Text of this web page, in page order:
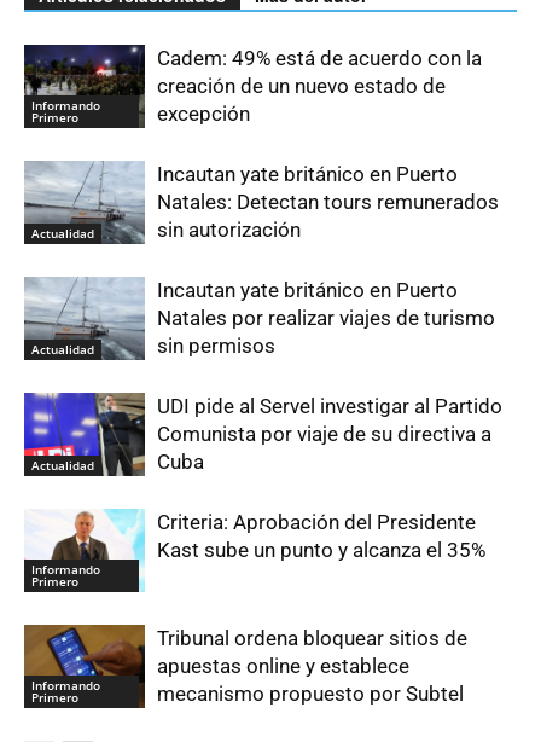
Informando
Primero
Cadem: 49% está de acuerdo con la
creación de un nuevo estado de
excepción
Actualidad
Incautan yate británico en Puerto
Natales: Detectan tours remunerados
sin autorización
Actualidad
Incautan yate británico en Puerto
Natales por realizar viajes de turismo
sin permisos
Actualidad
UDI pide al Servel investigar al Partido
Comunista por viaje de su directiva a
Cuba
Informando
Primero
Criteria: Aprobación del Presidente
Kast sube un punto y alcanza el 35%
Informando
Primero
Tribunal ordena bloquear sitios de
apuestas online y establece
mecanismo propuesto por Subtel